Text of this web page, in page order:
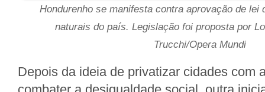
Hondurenho se manifesta contra aprovação de lei
naturais do país. Legislação foi proposta por
Trucchi/Opera Mundi
Depois da ideia de privatizar cidades com